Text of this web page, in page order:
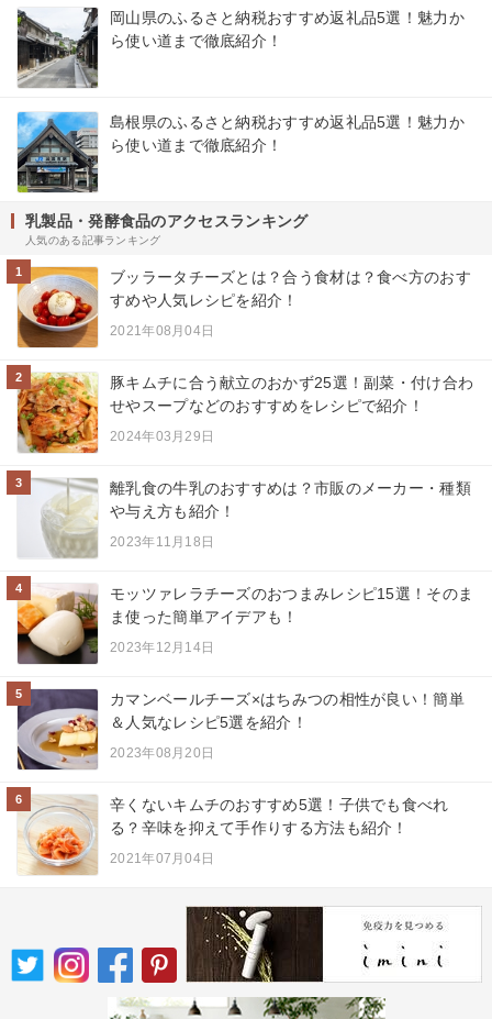
岡山県のふるさと納税おすすめ返礼品5選！魅力か
ら使い道まで徹底紹介！
島根県のふるさと納税おすすめ返礼品5選！魅力か
ら使い道まで徹底紹介！
乳製品・発酵食品のアクセスランキング
人気のある記事ランキング
1
ブッラータチーズとは？合う食材は？食べ方のおす
すめや人気レシピを紹介！
2021年08月04日
2
豚キムチに合う献立のおかず25選！副菜・付け合わ
せやスープなどのおすすめをレシピで紹介！
2024年03月29日
3
離乳食の牛乳のおすすめは？市販のメーカー・種類
や与え方も紹介！
2023年11月18日
4
モッツァレラチーズのおつまみレシピ15選！そのま
ま使った簡単アイデアも！
2023年12月14日
5
カマンベールチーズ×はちみつの相性が良い！簡単
＆人気なレシピ5選を紹介！
2023年08月20日
6
辛くないキムチのおすすめ5選！子供でも食べれ
る？辛味を抑えて手作りする方法も紹介！
2021年07月04日